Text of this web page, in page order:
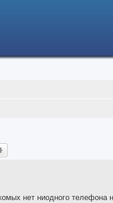
нет ниодного телефона